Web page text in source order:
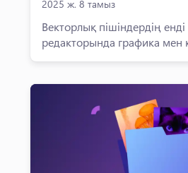
2025 ж. 8 тамыз
Векторлық пішіндердің
редакторында графика мен